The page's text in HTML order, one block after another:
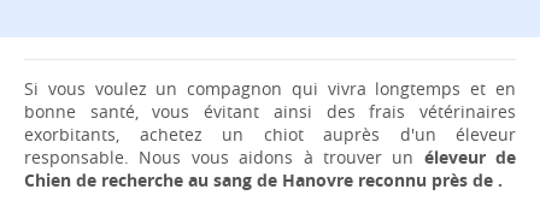
Si vous voulez un compagnon qui vivra longtemps et en
bonne santé, vous évitant ainsi des frais vétérinaires
exorbitants, achetez un chiot auprès d'un éleveur
responsable. Nous vous aidons à trouver un éleveur de
Chien de recherche au sang de Hanovre reconnu près de .